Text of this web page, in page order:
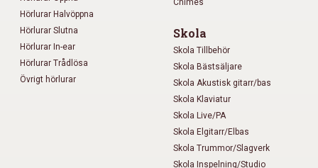
Hörlurar Halvöppna
Hörlurar Slutna
Hörlurar In-ear
Hörlurar Trådlösa
Övrigt hörlurar
Skola
Skola Tillbehör
Skola Bästsäljare
Skola Akustisk gitarr/bas
Skola Klaviatur
Skola Live/PA
Skola Elgitarr/Elbas
Skola Trummor/Slagverk
Skola Inspelning/Studio